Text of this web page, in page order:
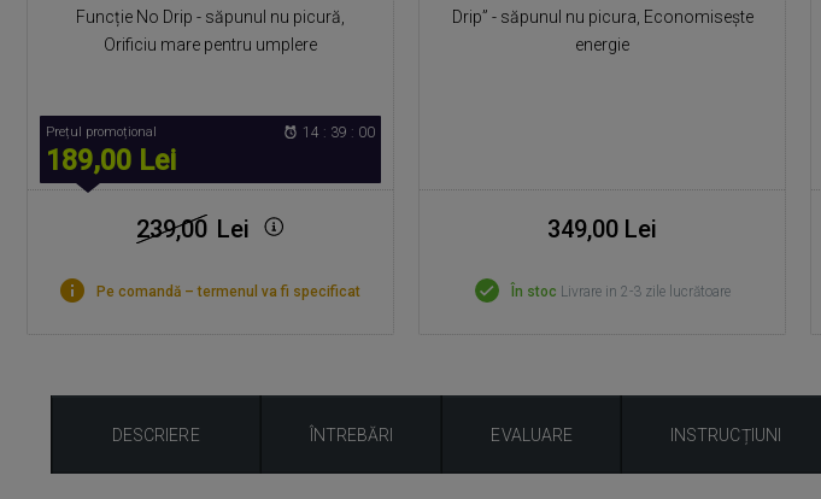
Funcție No Drip - săpunul nu picură,
Orificiu mare pentru umplere
Prețul promoțional
189,00 Lei
14 : 38 : 59
239,00 Lei
Pe comandă – termenul va fi specificat
Drip” - săpunul nu picura, Economisește
energie
349,00 Lei
În stoc Livrare in 2-3 zile lucrătoare
DESCRIERE ÎNTREBĂRI EVALUARE INSTRUCȚIUNI